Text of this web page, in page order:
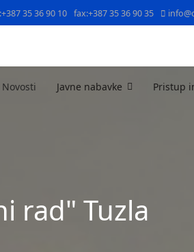
35 36 90 10 fax:+387 35 36 90 35
Novosti Javne nabavke Pristup
rad" Tuzla